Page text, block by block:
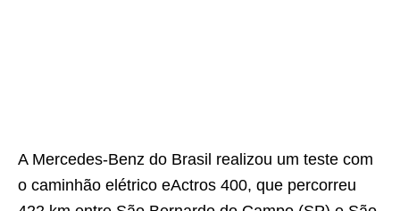
A Mercedes-Benz do Brasil realizou um teste com
o caminhão elétrico eActros 400, que percorreu